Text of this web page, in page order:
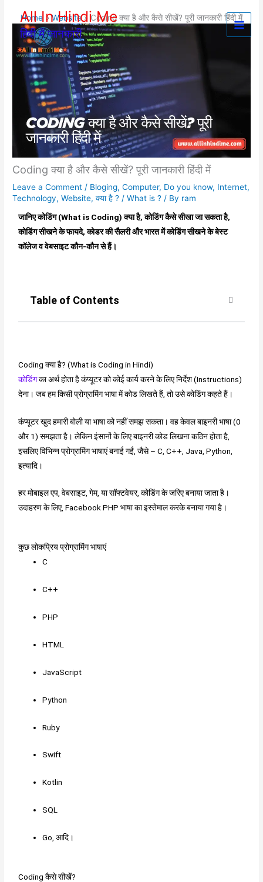
content
All In Hindi Me
हिंदी में जानकारी
Home Website Coding क्या है और कैसे सीखें? पूरी जानकारी हिंदी में
Coding क्या है और कैसे सीखें? पूरी जानकारी हिंदी में
Leave a Comment / Bloging,Computer, Do you know, Internet,
Technology,Website,क्या है ? / What is ? / By ram
जानिए कोडिंग (What is Coding) क्या है, कोडिंग कैसे सीखा जा सकता है,
कोडिंग सीखने के फायदे, कोडर की सैलरी और भारत में कोडिंग सीखने के बेस्ट
कॉलेज व वेबसाइट कौन-कौन से हैं।
Table of Contents
Coding क्या है? (What is Coding in Hindi)
कोडिंगका अर्थ होता है कंप्यूटर को कोई कार्य करने के लिए निर्देश (Instructions)
देना। जब हम किसी प्रोग्रामिंग भाषा में कोड लिखते हैं, तो उसे कोडिंग कहते हैं।
कंप्यूटर खुद हमारी बोली या भाषा को नहीं समझ सकता। वह केवल बाइनरी भाषा (0
और 1) समझता है। लेकिन इंसानों के लिए बाइनरी कोड लिखना कठिन होता है,
इसलिए विभिन्न प्रोग्रामिंग भाषाएं बनाई गईं, जैसे – C, C++, Java, Python,
इत्यादि।
हर मोबाइल एप, वेबसाइट, गेम, या सॉफ्टवेयर, कोडिंग के जरिए बनाया जाता है।
उदाहरण के लिए, Facebook PHP भाषा का इस्तेमाल करके बनाया गया है।
कुछ लोकप्रिय प्रोग्रामिंग भाषाएं
C
C++
PHP
HTML
JavaScript
Python
Ruby
Swift
Kotlin
SQL
Go, आदि।
Coding कैसे सीखें?